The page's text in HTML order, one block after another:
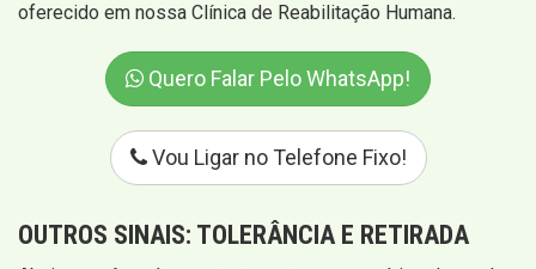
oferecido em nossa Clínica de Reabilitação Humana.
Quero Falar Pelo WhatsApp!
Vou Ligar no Telefone Fixo!
OUTROS SINAIS: TOLERÂNCIA E RETIRADA